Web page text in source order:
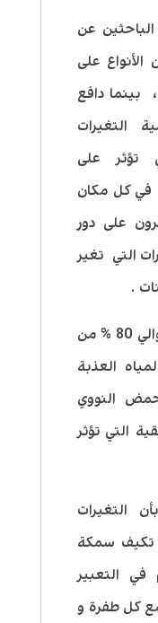
عن
الأنواع على
بينما دافع
التغيرات
تؤثر على
في كل مكان
على دور
التي تغير
.
وجد فريق كينغسلي بأن حوالي 80 % من
العذبة
النووي
ا لمتبقية التي تؤثر
التغيرات
تكيف سمكة
التعبير
كل طفرة و